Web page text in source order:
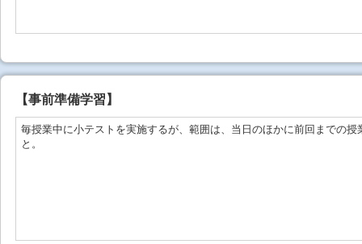
【事前準備学習】
毎授業中に小テストを実施するが、範囲は、当日のほかに前回までの
と。